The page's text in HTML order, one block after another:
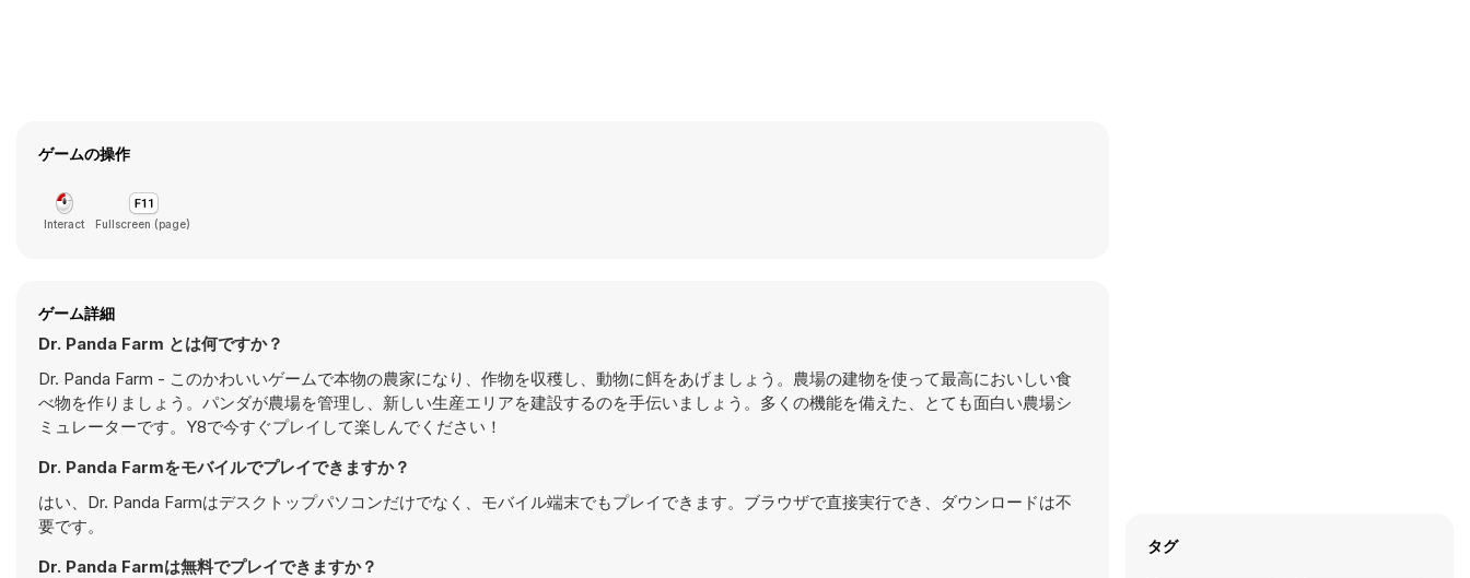
ゲームの操作
Interact Fullscreen (page)
ゲーム詳細
Dr. Panda Farm とは何ですか？
Dr. Panda Farm - このかわいいゲームで本物の農家になり、作物を収穫し、動物に餌をあげましょう。農場の建物を使って最高においしい食
べ物を作りましょう。パンダが農場を管理し、新しい生産エリアを建設するのを手伝いましょう。多くの機能を備えた、とても面白い農場シ
ミュレーターです。Y8で今すぐプレイして楽しんでください！
Dr. Panda Farmをモバイルでプレイできますか？
はい、Dr. Panda Farmはデスクトップパソコンだけでなく、モバイル端末でもプレイできます。ブラウザで直接実行でき、ダウンロードは不
要です。
Dr. Panda Farmは無料でプレイできますか？
タグ